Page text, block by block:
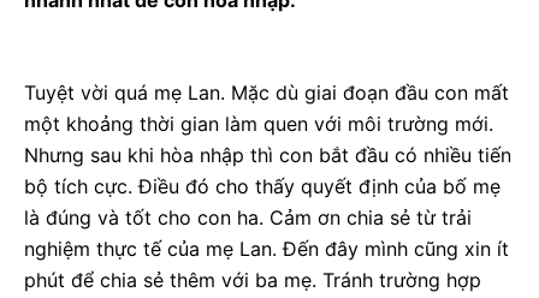
Tuyệt vời quá mẹ Lan. Mặc dù giai đoạn đầu con mất
một khoảng thời gian làm quen với môi trường mới.
Nhưng sau khi hòa nhập thì con bắt đầu có nhiều tiến
bộ tích cực. Điều đó cho thấy quyết định của bố mẹ
là đúng và tốt cho con ha. Cảm ơn chia sẻ từ trải
nghiệm thực tế của mẹ Lan. Đến đây mình cũng xin ít
phút để chia sẻ thêm với ba mẹ. Tránh trường hợp